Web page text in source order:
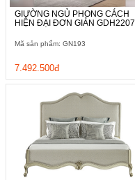
GIƯỜNG NGỦ PHONG CÁCH
HIỆN ĐẠI ĐƠN GIẢN GDH2207
Mã sản phẩm: GN193
7.492.500đ